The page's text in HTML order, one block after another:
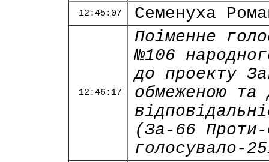
12:45:07 Семенуха
12:46:17
Поіменне
№106
до проекту
обмеженою та
(За-66
голосувало-